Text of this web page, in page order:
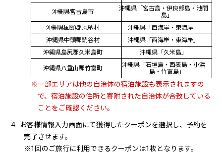
沖縄県宮古島市
沖縄県「宮古島・伊良部島・池間
島」
沖縄県国頭郡恩納村
沖縄県「西海岸・東海岸」
沖縄県中頭郡読谷村
沖縄県「西海岸・東海岸」
沖縄県島尻郡久米島町
沖縄県「久米島」
沖縄県八重山郡竹富町
沖縄県「石垣島・西表島・小浜
島・竹富島」
※一部エリアは他の自治体の宿泊施設も表示されますの
で、宿泊施設の住所と寄附された自治体が合致している
ことをご確認ください。
４. お客様情報入力画面にて獲得したクーポンを選択し、予約を
完了させます。
※1回のご旅行に利用できるクーポンは1枚となります。